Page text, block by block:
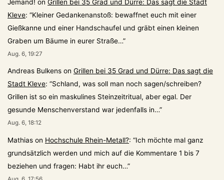
Jemand! on Grillen bei 35 Grad und Dürre: Das sagt die Stadt
Kleve: “Kleiner Gedankenanstoß: bewaffnet euch mit einer
Gießkanne und einer Handschaufel und gräbt einen kleinen
Graben um Bäume in eurer Straße…”
Aug. 6, 19:27
Andreas Bulkens on Grillen bei 35 Grad und Dürre: Das sagt die
Stadt Kleve: “Schland, was soll man noch sagen/schreiben?
Grillen ist so ein maskulines Steinzeitritual, aber egal. Der
gesunde Menschenverstand war jedenfalls in…”
Aug. 6, 18:12
Mathias on Hochschule Rhein-Metall?: “Ich möchte mal ganz
grundsätzlich werden und mich auf die Kommentare 1 bis 7
beziehen und fragen: Habt ihr euch…”